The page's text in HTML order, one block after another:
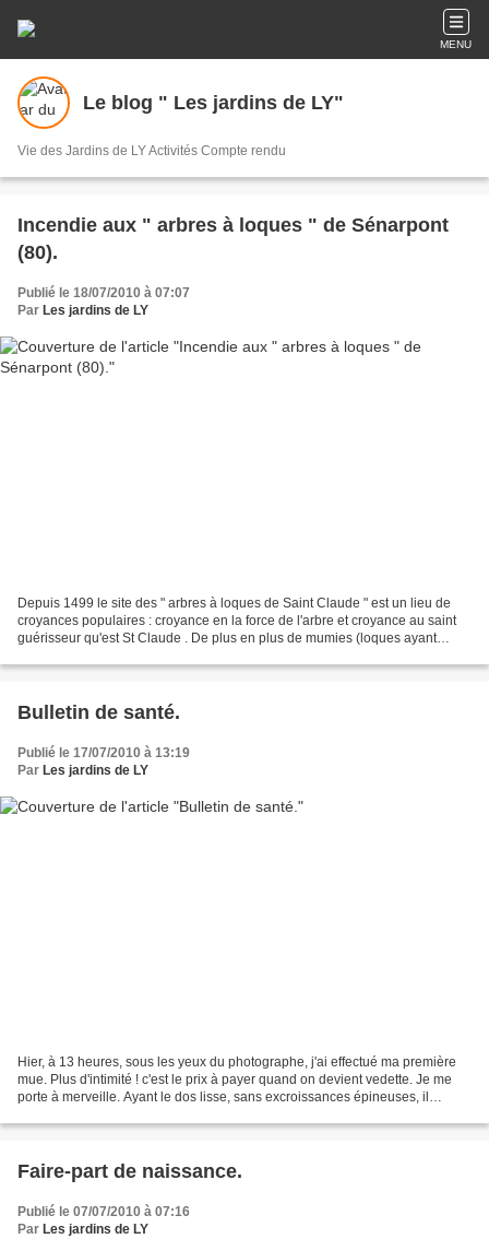
MENU
Le blog " Les jardins de LY"
Vie des Jardins de LY Activités Compte rendu
Incendie aux " arbres à loques " de Sénarpont
(80).
Publié le 18/07/2010 à 07:07
Par Les jardins de LY
Depuis 1499 le site des " arbres à loques de Saint Claude " est un lieu de
croyances populaires : croyance en la force de l'arbre et croyance au saint
guérisseur qu'est St Claude . De plus en plus de mumies (loques ayant
Bulletin de santé.
Publié le 17/07/2010 à 13:19
Par Les jardins de LY
Hier, à 13 heures, sous les yeux du photographe, j'ai effectué ma première
mue. Plus d'intimité ! c'est le prix à payer quand on devient vedette. Je me
porte à merveille. Ayant le dos lisse, sans excroissances épineuses, il
Faire-part de naissance.
Publié le 07/07/2010 à 07:16
Par Les jardins de LY